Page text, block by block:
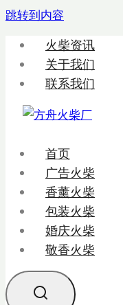
跳转到内容
火柴资讯
关于我们
联系我们
首页
广告火柴
香薰火柴
包装火柴
婚庆火柴
敬香火柴